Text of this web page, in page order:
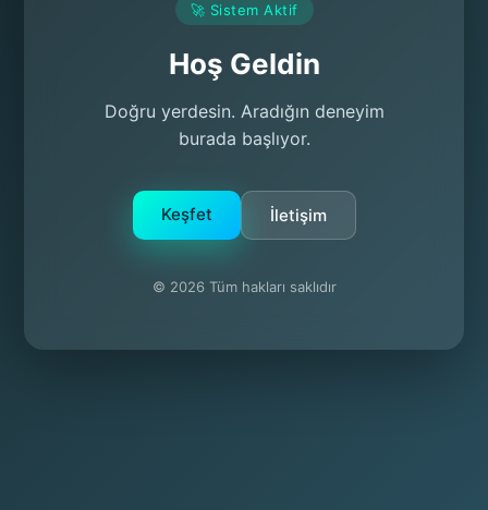
🚀 Sistem Aktif
Hoş Geldin
Doğru yerdesin. Aradığın deneyim
burada başlıyor.
Keşfet İletişim
© 2026 Tüm hakları saklıdır